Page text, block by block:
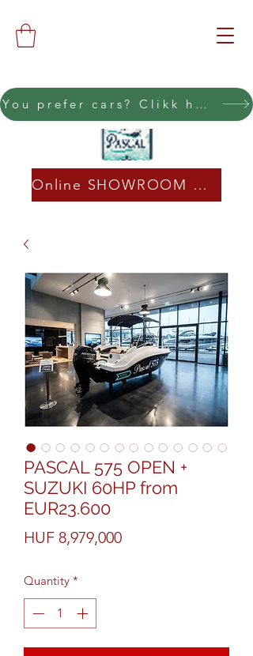
You prefer cars? Clikk here
Online SHOWROOM CLICK
PASCAL 575 OPEN +
SUZUKI 60HP from
EUR23.600
HUF 8,979,000Price
Quantity *